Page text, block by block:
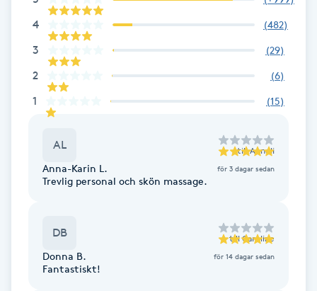
Fransk manikyr
Fransrengöring
Frekvensterapi
Friskvårdsmassage
Funktionsanalys
4 (482)
3 (29)
2 (6)
1 (15)
AL till Anneli
Anna-Karin L. för 3 dagar sedan
Trevlig personal och skön massage.
DB till Caroline
Donna B. för 14 dagar sedan
Fantastiskt!